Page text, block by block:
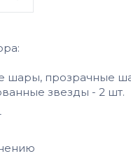
шары, прозрачные
звезды - 2 шт.